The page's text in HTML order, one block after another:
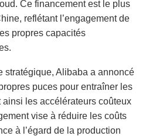
Ce financement est le plus
reflétant l’engagement de
propres capacités
stratégique, Alibaba a annoncé
puces pour entraîner les
ainsi les accélérateurs coûteux
vise à réduire les coûts
à l’égard de la production